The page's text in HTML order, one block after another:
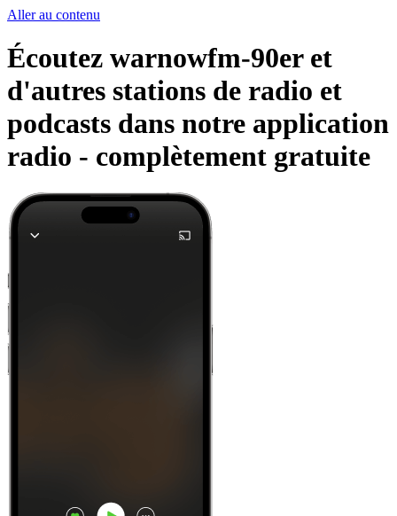
Aller au contenu
Écoutez warnowfm-90er et
d'autres stations de radio et
podcasts dans notre application
radio - complètement gratuite